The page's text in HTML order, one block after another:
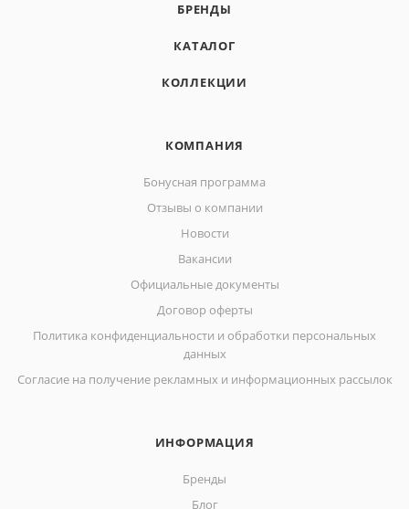
БРЕНДЫ
КАТАЛОГ
КОЛЛЕКЦИИ
КОМПАНИЯ
Бонусная программа
Отзывы о компании
Новости
Вакансии
Официальные документы
Договор оферты
Политика конфиденциальности и обработки персональных
данных
Согласие на получение рекламных и информационных рассылок
ИНФОРМАЦИЯ
Бренды
Блог